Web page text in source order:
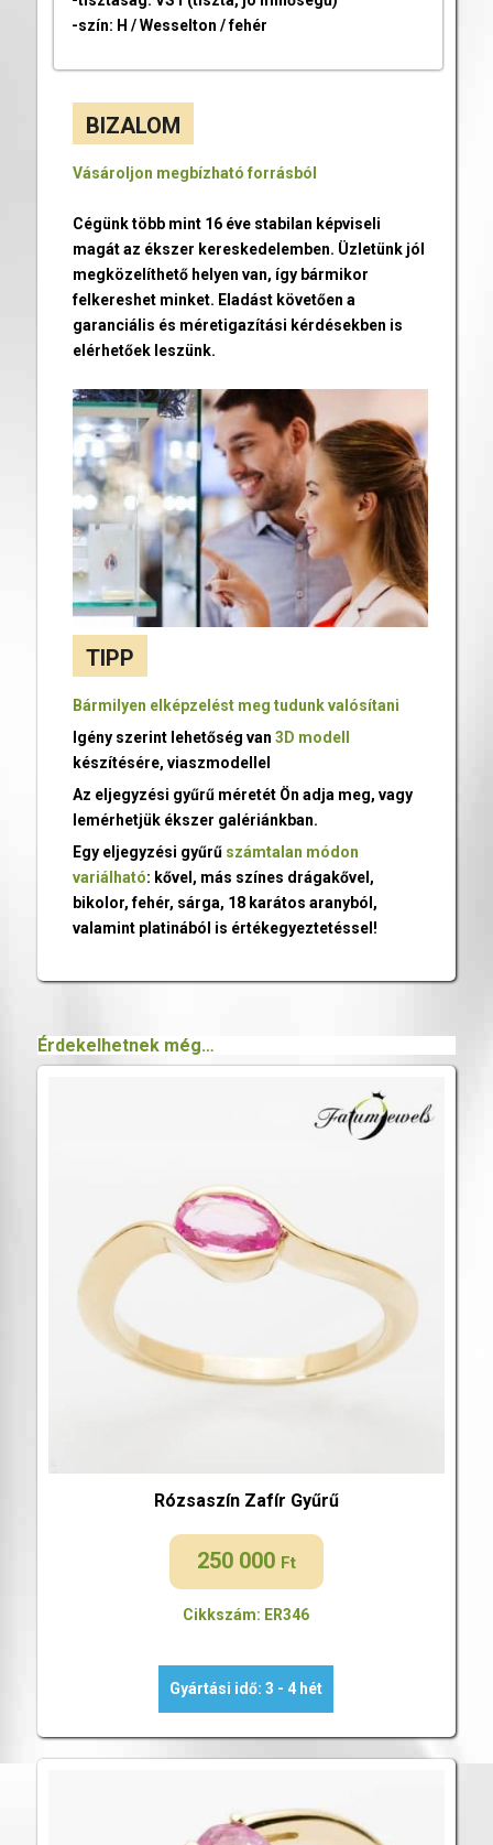
-szín: H / Wesselton / fehér
BIZALOM
Vásároljon megbízható forrásból
Cégünk több mint 16 éve stabilan képviseli
magát az ékszer kereskedelemben. Üzletünk jól
megközelíthető helyen van, így bármikor
felkereshet minket. Eladást követően a
garanciális és méretigazítási kérdésekben is
elérhetőek leszünk.
TIPP
Bármilyen elképzelést meg tudunk valósítani
Igény szerint lehetőség van 3D modell
készítésére, viaszmodellel
Az eljegyzési gyűrű méretét Ön adja meg, vagy
lemérhetjük ékszer galériánkban.
Egy eljegyzési gyűrű számtalan módon
variálható: kővel, más színes drágakővel,
bikolor, fehér, sárga, 18 karátos aranyból,
valamint platinából is értékegyeztetéssel!
Érdekelhetnek még…
Rózsaszín Zafír Gyűrű
250 000 Ft
Cikkszám: ER346
Gyártási idő: 3 - 4 hét